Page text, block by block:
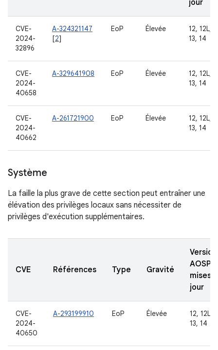
jour
CVE-
2024-
32896
A-324321147
[2]
EoP Élevée
12, 12L,
13, 14
CVE-
2024-
40658
A-329641908 EoP Élevée
12, 12L,
13, 14
CVE-
2024-
40662
A-261721900 EoP Élevée
12, 12L,
13, 14
Système
La faille la plus grave de cette section peut entraîner une
élévation des privilèges locaux sans nécessiter de
privilèges d'exécution supplémentaires.
CVE Références Type Gravité
AOSP
mises à
jour
CVE-
2024-
40650
A-293199910 EoP Élevée
12, 12L,
13, 14